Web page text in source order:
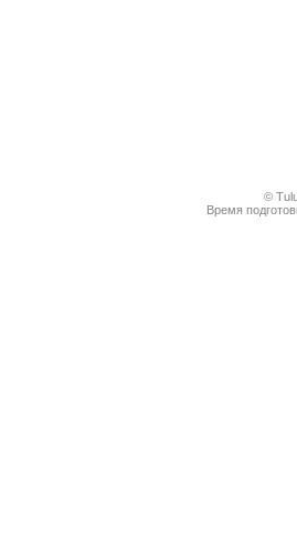
©
Время